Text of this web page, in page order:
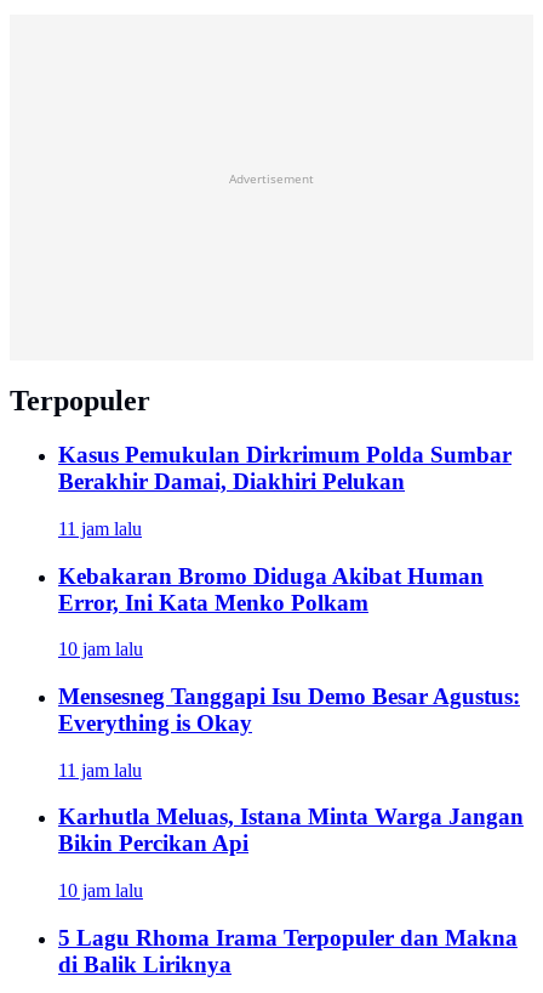
Advertisement
Terpopuler
Kasus Pemukulan Dirkrimum Polda Sumbar
Berakhir Damai, Diakhiri Pelukan
11 jam lalu
Kebakaran Bromo Diduga Akibat Human
Error, Ini Kata Menko Polkam
10 jam lalu
Mensesneg Tanggapi Isu Demo Besar Agustus:
Everything is Okay
11 jam lalu
Karhutla Meluas, Istana Minta Warga Jangan
Bikin Percikan Api
10 jam lalu
5 Lagu Rhoma Irama Terpopuler dan Makna
di Balik Liriknya